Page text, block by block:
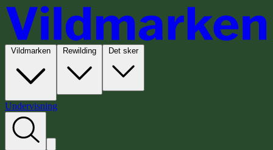
Det sker
Undervisning